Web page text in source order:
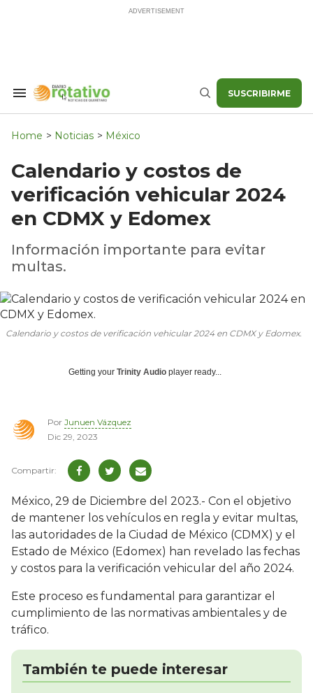
Search
Navigation
Buscar SUSCRIBIRME
Home > Noticias > México
Calendario y costos de
verificación vehicular 2024
en CDMX y Edomex
Información importante para evitar
multas.
Calendario y costos de verificación vehicular 2024 en CDMX y Edomex.
Getting your Trinity Audio player ready...
Por Junuen Vázquez
Dic 29, 2023
México, 29 de Diciembre del 2023.- Con el objetivo
de mantener los vehículos en regla y evitar multas,
las autoridades de la Ciudad de México (CDMX) y el
Estado de México (Edomex) han revelado las fechas
y costos para la verificación vehicular del año 2024.
Este proceso es fundamental para garantizar el
cumplimiento de las normativas ambientales y de
tráfico.
También te puede interesar